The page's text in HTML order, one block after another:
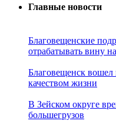
Главные новости
Благовещенские
отрабатывать вину
Благовещенск
качеством жизни
В Зейском округе
большегрузов